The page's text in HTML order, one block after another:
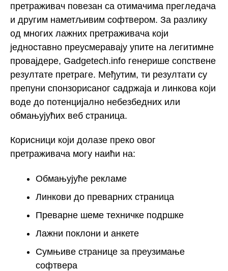
претраживач повезан са отимачима прегледача
и другим наметљивим софтвером. За разлику
од многих лажних претраживача који
једноставно преусмеравају упите на легитимне
провајдере, Gadgetech.info генерише сопствене
резултате претраге. Међутим, ти резултати су
препуни спонзорисаног садржаја и линкова који
воде до потенцијално небезбедних или
обмањујућих веб страница.
Корисници који долазе преко овог
претраживача могу наићи на:
Обмањујуће рекламе
Линкови до преварних страница
Преварне шеме техничке подршке
Лажни поклони и анкете
Сумњиве странице за преузимање
софтвера